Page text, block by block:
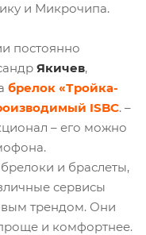
и Микрочипа.
постоянно
Якичев,
брелок «Тройка-
ISBC. –
– его можно
и браслеты,
сервисы
трендом. Они
и комфортнее.